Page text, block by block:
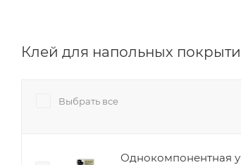
Клей для напольных
Выбрать все
Однокомпонентная